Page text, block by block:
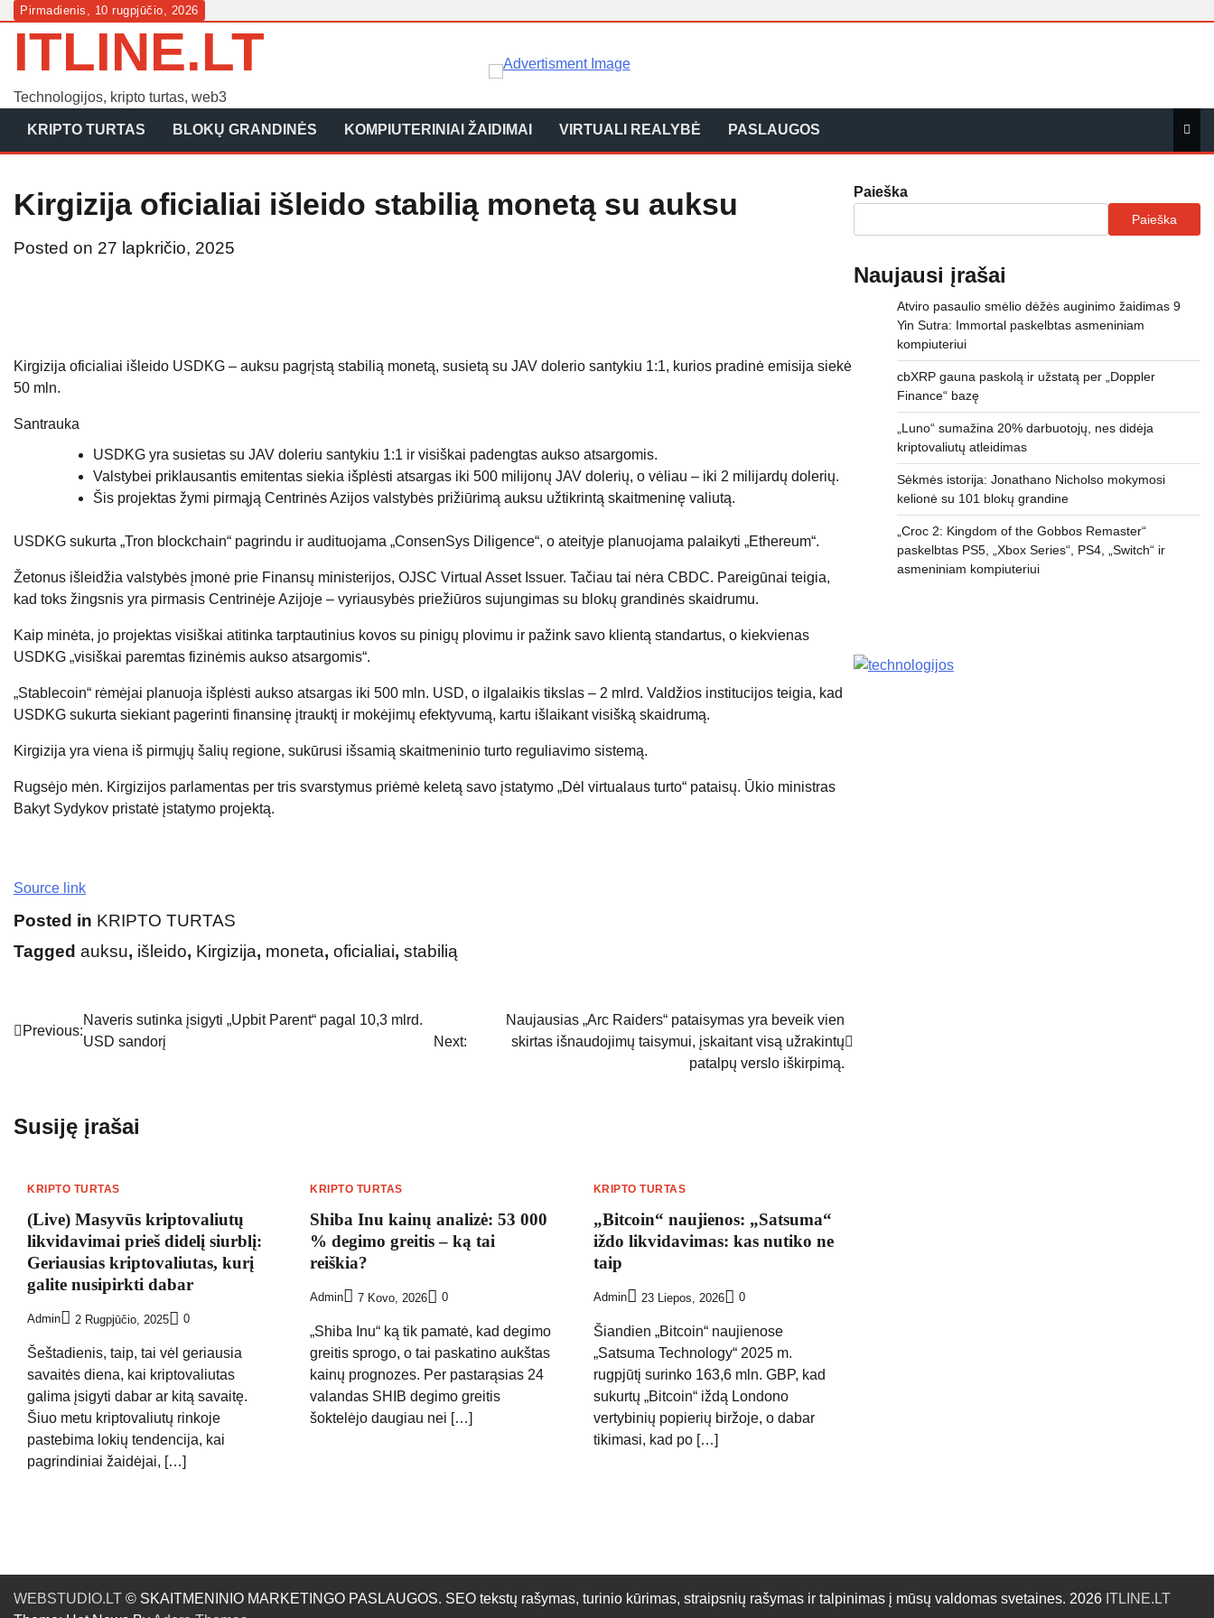
SkipPirmadienis, 10 rugpjūčio, 2026
ITLINE.LT
Technologijos, kripto turtas, web3
KRIPTO TURTAS BLOKŲ GRANDINĖS KOMPIUTERINIAI ŽAIDIMAI VIRTUALI REALYBĖ PASLAUGOS
Kirgizija oficialiai išleido stabilią monetą su auksu
Posted on 27 lapkričio, 2025
Kirgizija oficialiai išleido USDKG – auksu pagrįstą stabilią monetą, susietą su JAV dolerio santykiu 1:1, kurios pradinė emisija siekė
50 mln.
Santrauka
USDKG yra susietas su JAV doleriu santykiu 1:1 ir visiškai padengtas aukso atsargomis.
Valstybei priklausantis emitentas siekia išplėsti atsargas iki 500 milijonų JAV dolerių, o vėliau – iki 2 milijardų dolerių.
Šis projektas žymi pirmąją Centrinės Azijos valstybės prižiūrimą auksu užtikrintą skaitmeninę valiutą.
USDKG sukurta „Tron blockchain“ pagrindu ir audituojama „ConsenSys Diligence“, o ateityje planuojama palaikyti „Ethereum“.
Žetonus išleidžia valstybės įmonė prie Finansų ministerijos, OJSC Virtual Asset Issuer. Tačiau tai nėra CBDC. Pareigūnai teigia,
kad toks žingsnis yra pirmasis Centrinėje Azijoje – vyriausybės priežiūros sujungimas su blokų grandinės skaidrumu.
Kaip minėta, jo projektas visiškai atitinka tarptautinius kovos su pinigų plovimu ir pažink savo klientą standartus, o kiekvienas
USDKG „visiškai paremtas fizinėmis aukso atsargomis“.
„Stablecoin“ rėmėjai planuoja išplėsti aukso atsargas iki 500 mln. USD, o ilgalaikis tikslas – 2 mlrd. Valdžios institucijos teigia, kad
USDKG sukurta siekiant pagerinti finansinę įtrauktį ir mokėjimų efektyvumą, kartu išlaikant visišką skaidrumą.
Kirgizija yra viena iš pirmųjų šalių regione, sukūrusi išsamią skaitmeninio turto reguliavimo sistemą.
Rugsėjo mėn. Kirgizijos parlamentas per tris svarstymus priėmė keletą savo įstatymo „Dėl virtualaus turto“ pataisų. Ūkio ministras
Bakyt Sydykov pristatė įstatymo projektą.
Source link
Posted in KRIPTO TURTAS
Tagged auksu, išleido, Kirgizija, moneta, oficialiai, stabilią
Navigacija
Previous:
Naveris sutinka įsigyti „Upbit Parent“ pagal 10,3 mlrd.
USD sandorį
Next:
Naujausias „Arc Raiders“ pataisymas yra beveik vien
skirtas išnaudojimų taisymui, įskaitant visą užrakintų
patalpų verslo iškirpimą.
Susiję įrašai
KRIPTO TURTAS
(Live) Masyvūs kriptovaliutų
likvidavimai prieš didelį siurblį:
Geriausias kriptovaliutas, kurį
galite nusipirkti dabar
Admin 2 Rugpjūčio, 2025 0
Šeštadienis, taip, tai vėl geriausia
savaitės diena, kai kriptovaliutas
galima įsigyti dabar ar kitą savaitę.
Šiuo metu kriptovaliutų rinkoje
pastebima lokių tendencija, kai
pagrindiniai žaidėjai, […]
KRIPTO TURTAS
Shiba Inu kainų analizė: 53 000
% degimo greitis – ką tai
reiškia?
Admin 7 Kovo, 2026 0
„Shiba Inu“ ką tik pamatė, kad degimo
greitis sprogo, o tai paskatino aukštas
kainų prognozes. Per pastarąsias 24
valandas SHIB degimo greitis
šoktelėjo daugiau nei […]
KRIPTO TURTAS
„Bitcoin“ naujienos: „Satsuma“
iždo likvidavimas: kas nutiko ne
taip
Admin 23 Liepos, 2026 0
Šiandien „Bitcoin“ naujienose
„Satsuma Technology“ 2025 m.
rugpjūtį surinko 163,6 mln. GBP, kad
sukurtų „Bitcoin“ iždą Londono
vertybinių popierių biržoje, o dabar
tikimasi, kad po […]
Paieška
Paieška
Naujausi įrašai
Atviro pasaulio smėlio dėžės auginimo žaidimas 9
Yin Sutra: Immortal paskelbtas asmeniniam
kompiuteriui
cbXRP gauna paskolą ir užstatą per „Doppler
Finance“ bazę
„Luno“ sumažina 20% darbuotojų, nes didėja
kriptovaliutų atleidimas
Sėkmės istorija: Jonathano Nicholso mokymosi
kelionė su 101 blokų grandine
„Croc 2: Kingdom of the Gobbos Remaster“
paskelbtas PS5, „Xbox Series“, PS4, „Switch“ ir
asmeniniam kompiuteriui
WEBSTUDIO.LT © SKAITMENINIO MARKETINGO PASLAUGOS. SEO tekstų rašymas, turinio kūrimas, straipsnių rašymas ir talpinimas į mūsų valdomas svetaines. 2026 ITLINE.LT